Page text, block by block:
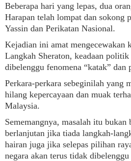
Beberapa hari yang lepas, dua
Harapan telah lompat dan sokong
Yassin dan Perikatan Nasional.
Kejadian ini amat mengecewakan
Langkah Sheraton, keadaan
dibelenggu fenomena “katak” dan
Perkara-perkara sebeginilah yang
hilang kepercayaan dan muak
Malaysia.
Sememangnya, masalah itu bukan
berlanjutan jika tiada langkah-
hairan juga jika selepas pilihan
negara akan terus tidak